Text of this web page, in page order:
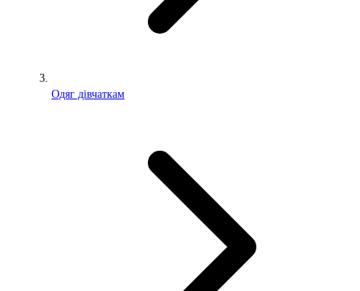
Одяг дівчаткам